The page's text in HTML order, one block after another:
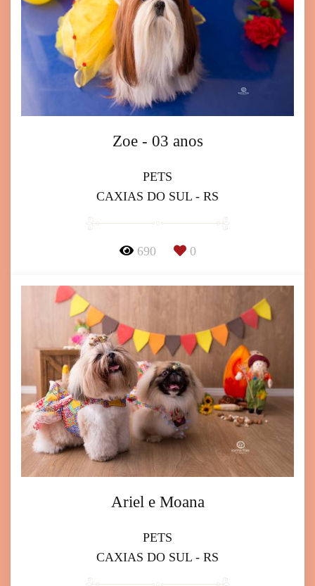
Zoe - 03 anos
PETS
CAXIAS DO SUL - RS
690 0
Ariel e Moana
PETS
CAXIAS DO SUL - RS